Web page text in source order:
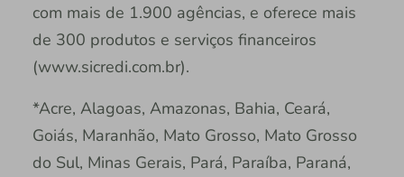
com mais de 1.900 agências, e oferece mais
de 300 produtos e serviços financeiros
(www.sicredi.com.br).
*Acre, Alagoas, Amazonas, Bahia, Ceará,
Goiás, Maranhão, Mato Grosso, Mato Grosso
do Sul, Minas Gerais, Pará, Paraíba, Paraná,